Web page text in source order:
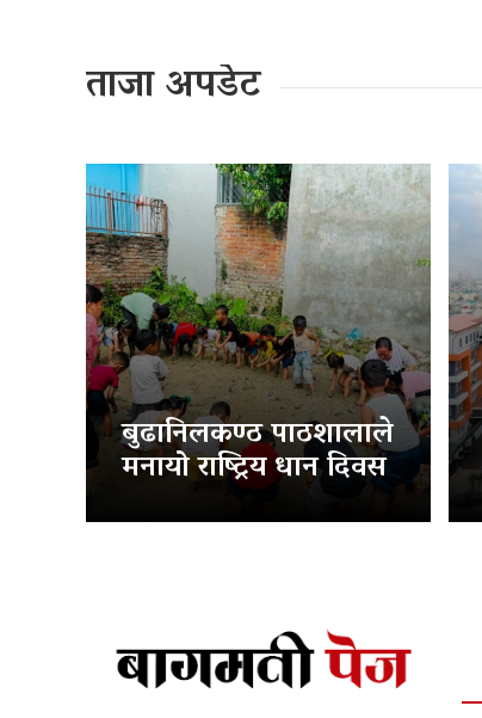
ताजा अपडेट
बुढानिलकण्ठ पाठशालाले
मनायो राष्ट्रिय धान दिवस